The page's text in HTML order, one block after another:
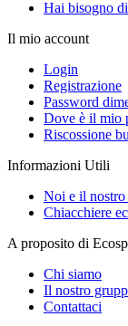
Hai bisogno
Il mio account
Login
Registrazione
Password
Dove è il mio
Riscossione
Informazioni Utili
Noi e il nostro
Chiacchiere
A proposito di
Chi siamo
Il nostro
Contattaci